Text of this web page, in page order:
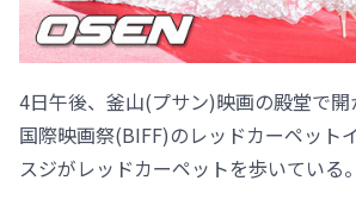
4日午後、釜山(プサン)映画の殿堂で
国際映画祭(BIFF)のレッドカーペット
スジがレッドカーペットを歩いている。